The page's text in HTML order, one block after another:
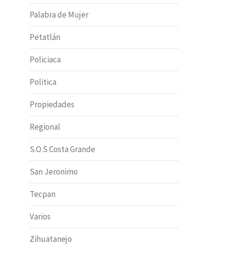
Palabra de Mujer
Petatlán
Policiaca
Politica
Propiedades
Regional
S.O.S Costa Grande
San Jeronimo
Tecpan
Varios
Zihuatanejo